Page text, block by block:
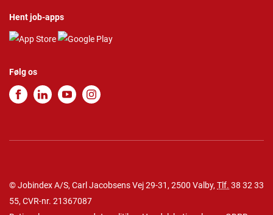
Hent job-apps
Følg os
© Jobindex A/S, Carl Jacobsens Vej 29-31, 2500 Valby, Tlf. 38 32 33
55, CVR-nr. 21367087